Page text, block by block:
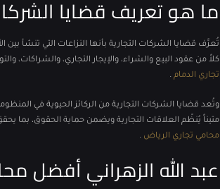
ما هو تعريف قضايا
تُعرَّف قضايا الشركات التجارية بأنها النزاعات التي تنشأ بين
كلاً من عقود البيع والشراء، والإيجار التجاري، والشراكات،
تجاري الدمام .
وتُعد قضايا الشركات التجارية من الركائز الحيوية في
متيناً يُنظّم العلاقات التجارية ويضمن حماية الحقوق، بما
محامي تجاري الرياض .
عبد الله الزهراني أفضل